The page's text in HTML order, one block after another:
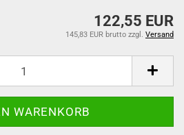
122,55 EUR
145,83 EUR brutto zzgl. Versand